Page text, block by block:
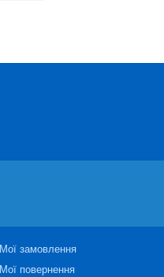
Мої замовлення
Мої повернення